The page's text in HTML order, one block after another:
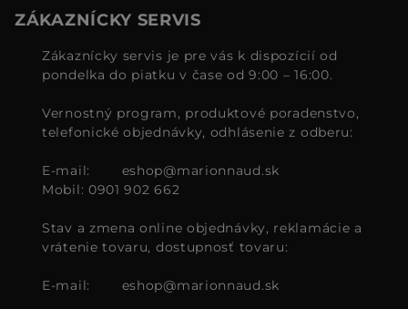
ZÁKAZNÍCKY SERVIS
Zákaznícky servis je pre vás k dispozícií od
pondelka do piatku v čase od 9:00 – 16:00.
Vernostný program, produktové poradenstvo,
telefonické objednávky, odhlásenie z odberu:
E-mail:
eshop@marionnaud.sk
Mobil: 0901 902 662
Stav a zmena online objednávky, reklamácie a
vrátenie tovaru, dostupnosť tovaru:
E-mail: eshop@marionnaud.sk